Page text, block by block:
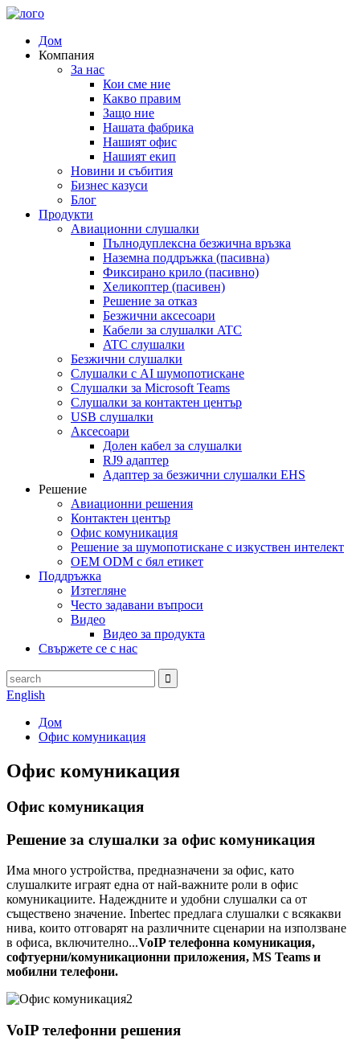
Дом
Компания
За нас
Кои сме ние
Какво правим
Защо ние
Нашата фабрика
Нашият офис
Нашият екип
Новини и събития
Бизнес казуси
Блог
Продукти
Авиационни слушалки
Пълнодуплексна безжична връзка
Наземна поддръжка (пасивна)
Фиксирано крило (пасивно)
Хеликоптер (пасивен)
Решение за отказ
Безжични аксесоари
Кабели за слушалки ATC
ATC слушалки
Безжични слушалки
Слушалки с AI шумопотискане
Слушалки за Microsoft Teams
Слушалки за контактен център
USB слушалки
Аксесоари
Долен кабел за слушалки
RJ9 адаптер
Адаптер за безжични слушалки EHS
Решение
Авиационни решения
Контактен център
Офис комуникация
Решение за шумопотискане с изкуствен интелект
OEM ODM с бял етикет
Поддръжка
Изтегляне
Често задавани въпроси
Видео
Видео за продукта
Свържете се с нас
English
Дом
Офис комуникация
Офис комуникация
Офис комуникация
Решение за слушалки за офис комуникация
Има много устройства, предназначени за офис, като
слушалките играят една от най-важните роли в офис
комуникациите. Надеждните и удобни слушалки са от
съществено значение. Inbertec предлага слушалки с всякакви
нива, които отговарят на различните сценарии на използване
в офиса, включително...VoIP телефонна комуникация,
софтуерни/комуникационни приложения, MS Teams и
мобилни телефони.
VoIP телефонни решения